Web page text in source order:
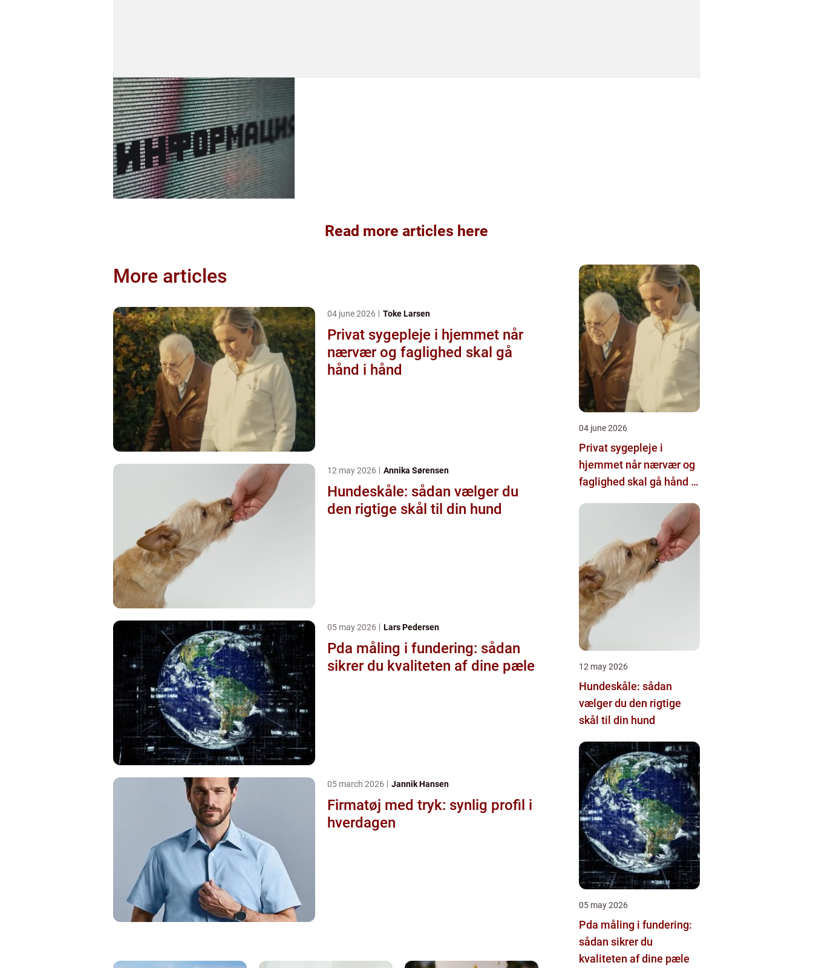
Read more articles here
More articles
04 june 2026 Toke Larsen
Privat sygepleje i hjemmet når
nærvær og faglighed skal gå
hånd i hånd
12 may 2026 Annika Sørensen
Hundeskåle: sådan vælger du
den rigtige skål til din hund
05 may 2026 Lars Pedersen
Pda måling i fundering: sådan
sikrer du kvaliteten af dine pæle
05 march 2026 Jannik Hansen
Firmatøj med tryk: synlig profil i
hverdagen
04 june 2026
Privat sygepleje i
hjemmet når nærvær og
faglighed skal gå hånd i
12 may 2026
Hundeskåle: sådan
vælger du den rigtige
skål til din hund
05 may 2026
Pda måling i fundering:
sådan sikrer du
kvaliteten af dine pæle